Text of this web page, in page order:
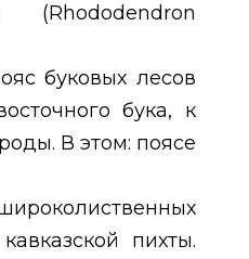
(Rhododendron
буковых лесов
бука, к
В этом: поясе
пихты.